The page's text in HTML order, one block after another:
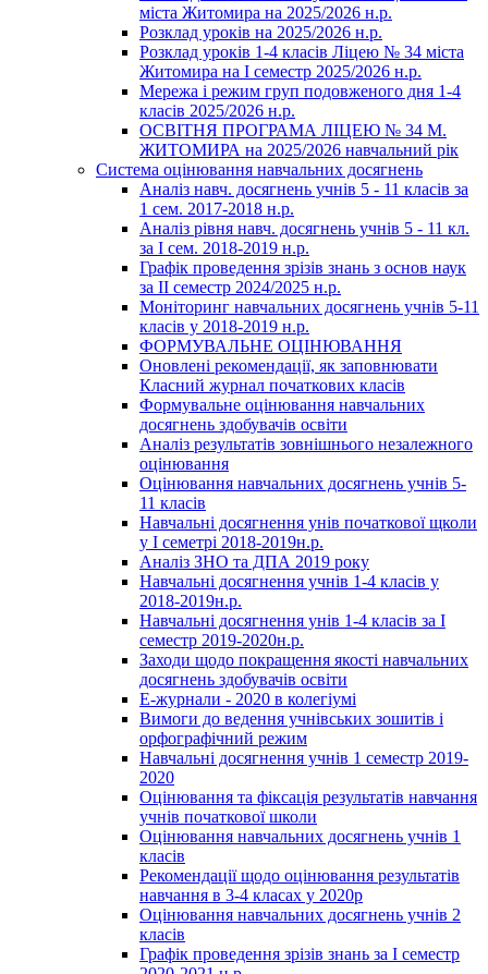
міста Житомира на 2025/2026 н.р.
Розклад уроків на 2025/2026 н.р.
Розклад уроків 1-4 класів Ліцею № 34 міста
Житомира на І семестр 2025/2026 н.р.
Мережа і режим груп подовженого дня 1-4
класів 2025/2026 н.р.
ОСВІТНЯ ПРОГРАМА ЛІЦЕЮ № 34 М.
ЖИТОМИРА на 2025/2026 навчальний рік
Система оцінювання навчальних досягнень
Аналіз навч. досягнень учнів 5 - 11 класів за
1 сем. 2017-2018 н.р.
Аналіз рівня навч. досягнень учнів 5 - 11 кл.
за І сем. 2018-2019 н.р.
Графік проведення зрізів знань з основ наук
за ІІ семестр 2024/2025 н.р.
Моніторинг навчальних досягнень учнів 5-11
класів у 2018-2019 н.р.
ФОРМУВАЛЬНЕ ОЦІНЮВАННЯ
Оновлені рекомендації, як заповнювати
Класний журнал початкових класів
Формувальне оцінювання навчальних
досягнень здобувачів освіти
Аналіз результатів зовнішнього незалежного
оцінювання
Оцінювання навчальних досягнень учнів 5-
11 класів
Навчальні досягнення унів початкової щколи
у І семетрі 2018-2019н.р.
Аналіз ЗНО та ДПА 2019 року
Навчальні досягнення учнів 1-4 класів у
2018-2019н.р.
Навчальні досягнення унів 1-4 класів за І
семестр 2019-2020н.р.
Заходи щодо покращення якості навчальних
досягнень здобувачів освіти
Е-журнали - 2020 в колегіумі
Вимоги до ведення учнівських зошитів і
орфографічний режим
Навчальні досягнення учнів 1 семестр 2019-
2020
Оцінювання та фіксація результатів навчання
учнів початкової школи
Оцінювання навчальних досягнень учнів 1
класів
Рекомендації щодо оцінювання результатів
навчання в 3-4 класах у 2020р
Оцінювання навчальних досягнень учнів 2
класів
Графік проведення зрізів знань за І семестр